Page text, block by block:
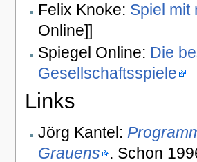
Felix Knoke: Spiel mit
Online]]
Spiegel Online: Die
Gesellschaftsspiele
Links
Jörg Kantel:
Grauens . Schon